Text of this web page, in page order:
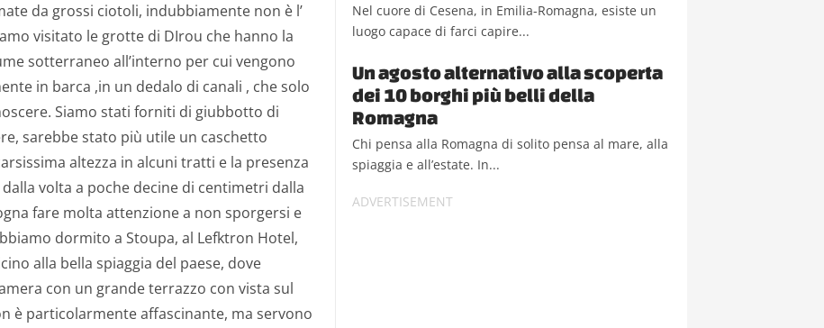
da grossi ciotoli, indubbiamente non è l’
visitato le grotte di DIrou che hanno la
sotterraneo all’interno per cui vengono
in barca ,in un dedalo di canali , che solo
Siamo stati forniti di giubbotto di
sarebbe stato più utile un caschetto
altezza in alcuni tratti e la presenza
volta a poche decine di centimetri dalla
fare molta attenzione a non sporgersi e
dormito a Stoupa, al Lefktron Hotel,
alla bella spiaggia del paese, dove
con un grande terrazzo con vista sul
è particolarmente affascinante, ma servono
Nel cuore di Cesena, in Emilia-Romagna, esiste un
luogo capace di farci capire...
Un agosto alternativo alla scoperta
dei 10 borghi più belli della
Romagna
Chi pensa alla Romagna di solito pensa al mare, alla
spiaggia e all’estate. In...